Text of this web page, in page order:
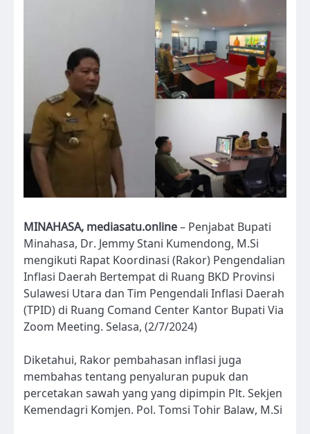
MINAHASA, mediasatu.online– Penjabat Bupati
Minahasa, Dr. Jemmy Stani Kumendong, M.Si
mengikuti Rapat Koordinasi (Rakor) Pengendalian
Inflasi Daerah Bertempat di Ruang BKD Provinsi
Sulawesi Utara dan Tim Pengendali Inflasi Daerah
(TPID) di Ruang Comand Center Kantor Bupati Via
Zoom Meeting. Selasa, (2/7/2024)
Diketahui, Rakor pembahasan inflasi juga
membahas tentang penyaluran pupuk dan
percetakan sawah yang yang dipimpin Plt. Sekjen
Kemendagri Komjen. Pol. Tomsi Tohir Balaw, M.Si